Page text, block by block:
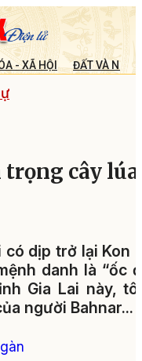
- XÃ HỘI ĐẤT VÀ
cây lúa
dịp trở lại Kon
danh là “ốc
Gia Lai này,
người Bahnar...